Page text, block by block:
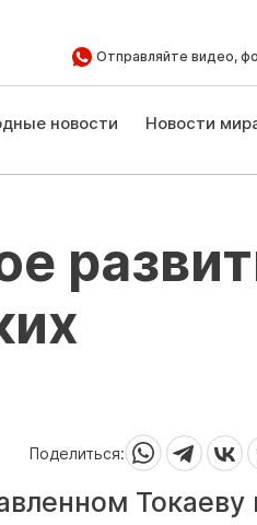
Отправляйте видео,
новости Новости
Поделиться:
Токаеву